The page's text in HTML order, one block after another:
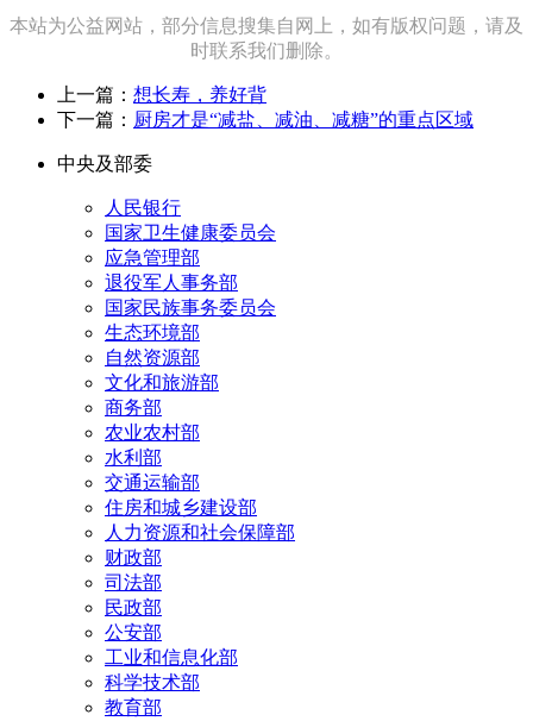
本站为公益网站，部分信息搜集自网上，如有版权问题，请及
时联系我们删除。
上一篇： 想长寿，养好背
下一篇： 厨房才是“减盐、减油、减糖”的重点区域
中央及部委
人民银行
国家卫生健康委员会
应急管理部
退役军人事务部
国家民族事务委员会
生态环境部
自然资源部
文化和旅游部
商务部
农业农村部
水利部
交通运输部
住房和城乡建设部
人力资源和社会保障部
财政部
司法部
民政部
公安部
工业和信息化部
科学技术部
教育部